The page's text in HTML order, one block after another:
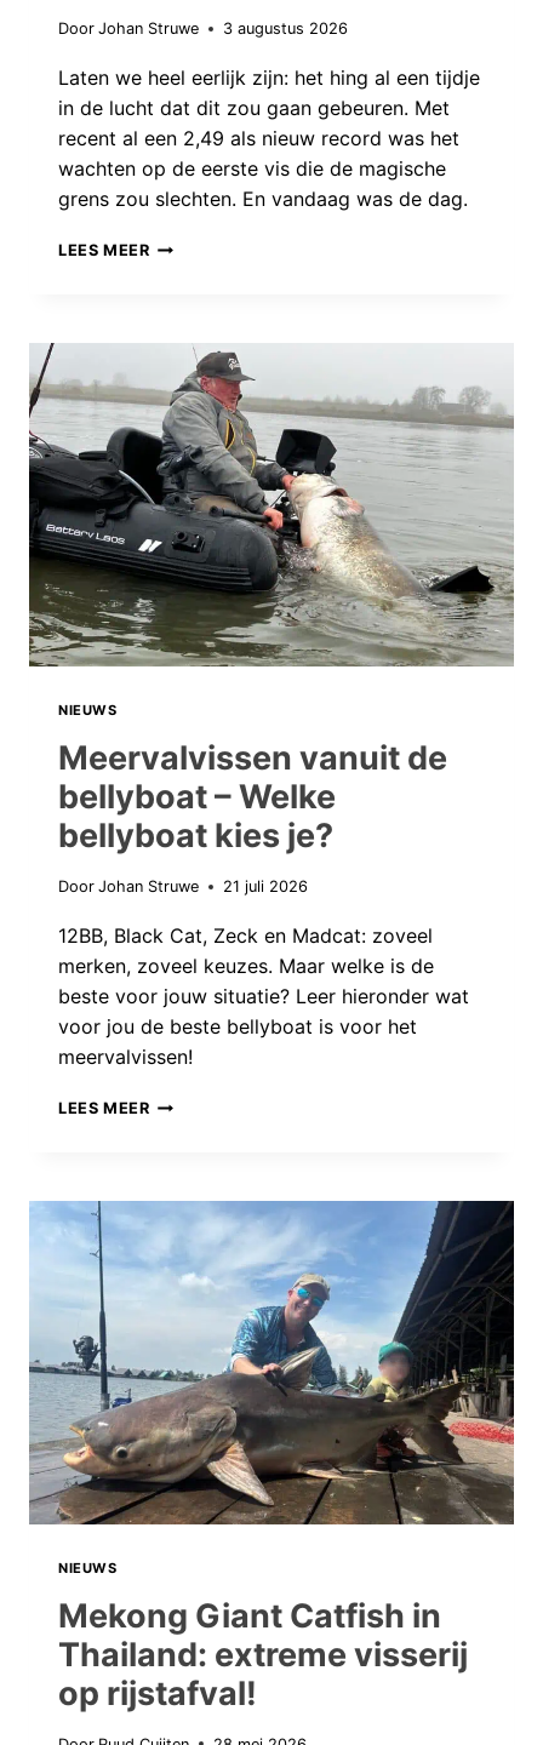
Door Johan Struwe 3 augustus 2026
Laten we heel eerlijk zijn: het hing al een tijdje
in de lucht dat dit zou gaan gebeuren. Met
recent al een 2,49 als nieuw record was het
wachten op de eerste vis die de magische
grens zou slechten. En vandaag was de dag.
LEES MEERGREGGOR
VERBREEKT
250-
GRENS,
EN
HEEFT
HET
NIEUWE
NEDERLANDS
RECORD
MEERVAL
TE
NIEUWS
Meervalvissen vanuit de
bellyboat – Welke
bellyboat kies je?
Door Johan Struwe 21 juli 2026
12BB, Black Cat, Zeck en Madcat: zoveel
merken, zoveel keuzes. Maar welke is de
beste voor jouw situatie? Leer hieronder wat
voor jou de beste bellyboat is voor het
meervalvissen!
LEES MEERMEERVALVISSEN
BELLYBOAT
WELKE
BELLYBOAT
NIEUWS
Mekong Giant Catfish in
Thailand: extreme visserij
op rijstafval!